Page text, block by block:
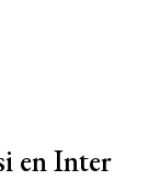
en Inter